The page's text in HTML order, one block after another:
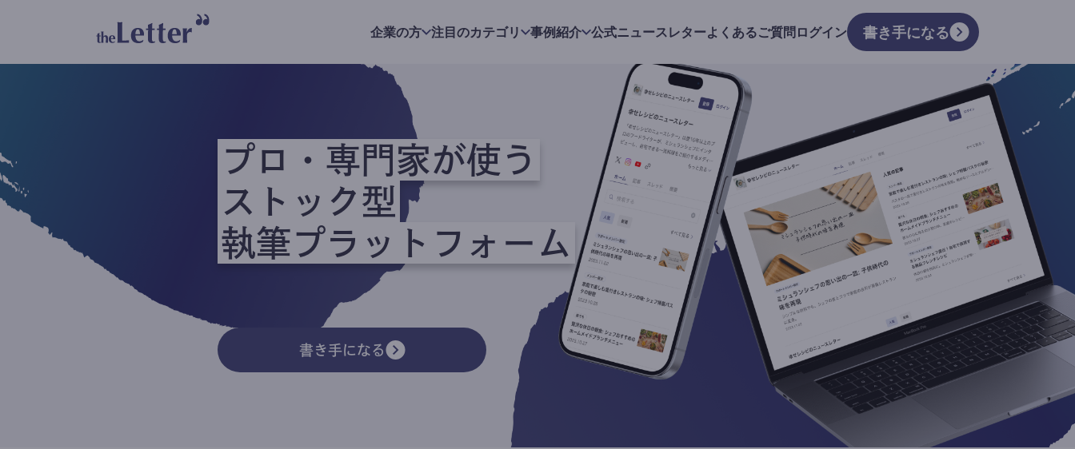
企業の方 注目のカテゴリ 事例紹介 公式ニュースレターよくあるご質問ログイン 書き手になる
プロ・専門家が使う
ストック型
執筆プラットフォーム
書き手になる